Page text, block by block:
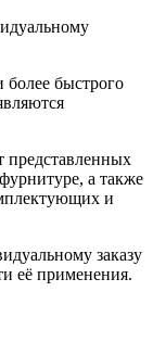
быстрого
представленных
а также
и
заказу
её применения.